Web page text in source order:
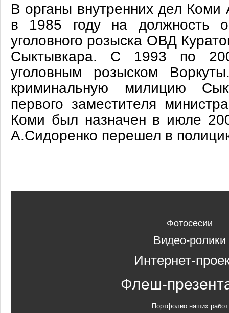
В органы внутренних дел
в 1985 году на должность
уголовного розыска ОВД
Сыктывкара. С 1993 по
уголовным розыском
криминальную милицию
первого заместителя
Коми был назначен в июле
А.Сидоренко перешел в
Фотосесии
Видео-ролики
Интернет-
Флеш-
Портфолио наших работ